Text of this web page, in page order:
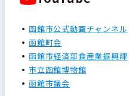
函館市公式動画チャンネル
函館町会
函館市経済部食産業振興課
市立函館博物館
函館市議会